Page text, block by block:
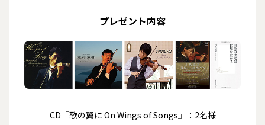
プレゼント内容
CD『歌の翼に On Wings of Songs』：2名様